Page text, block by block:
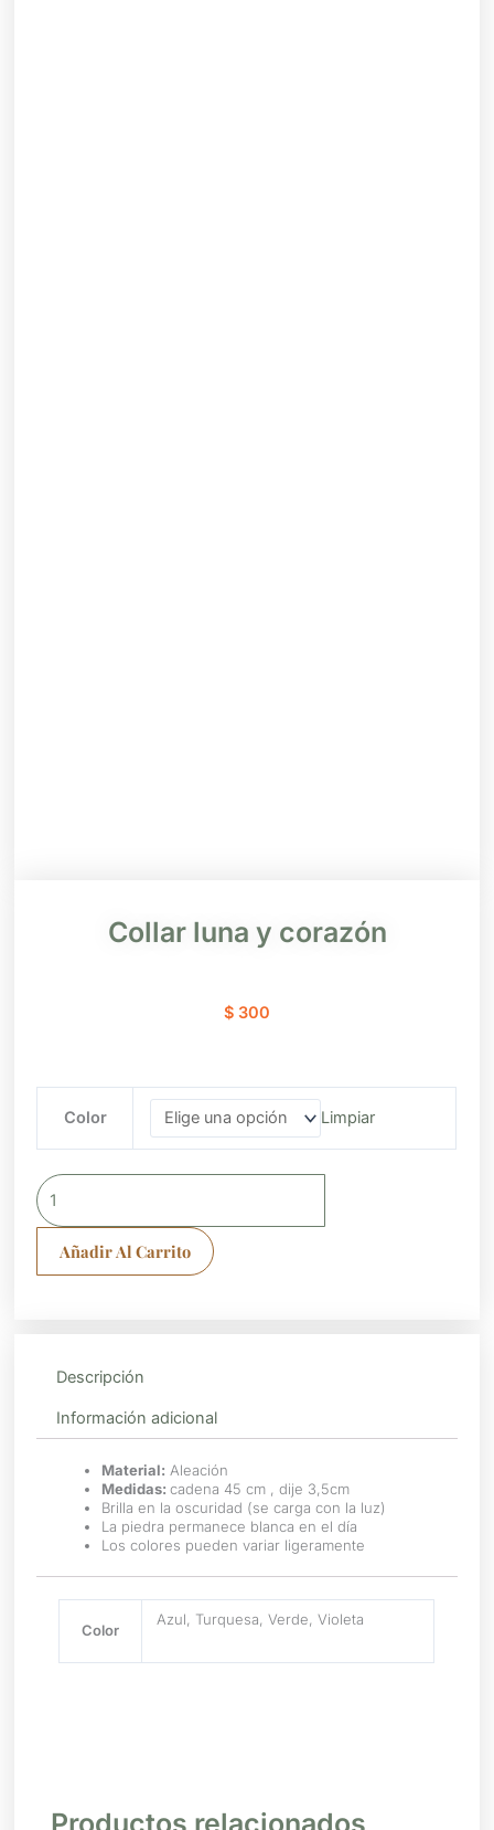
Collar luna y corazón
$ 300
Color Limpiar
luna
y
corazón
cantidad
Añadir Al Carrito
Descripción
Información adicional
Material: Aleación
Medidas:cadena 45 cm , dije 3,5cm
Brilla en la oscuridad (se carga con la luz)
La piedra permanece blanca en el día
Los colores pueden variar ligeramente
Color
Azul, Turquesa, Verde, Violeta
Productos relacionados